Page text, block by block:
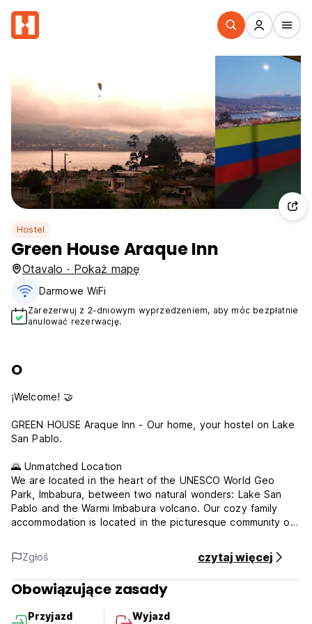
Hostel
Green House Araque Inn
Otavalo · Pokaż mapę
Darmowe WiFi
Zarezerwuj z 2-dniowym wyprzedzeniem, aby móc bezpłatnie
anulować rezerwację.
O
¡Welcome! 🤝
GREEN HOUSE Araque Inn - Our home, your hostel on Lake
San Pablo.
🌄 Unmatched Location
We are located in the heart of the UNESCO World Geo
Park, Imbabura, between two natural wonders: Lake San
Pablo and the Warmi Imbabura volcano. Our cozy family
accommodation is located in the picturesque community of
🌟 Spectacular Views
Enjoy from our terrace (MIRADOR) the most impressive
views of the volcanoes and Lake San Pablo. A perfect
Zgłoś czytaj więcej
Obowiązujące zasady
Przyjazd
Wyjazd